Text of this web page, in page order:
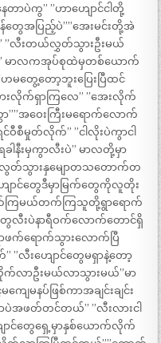
ာပဲကွ” ”ဟာဟျောင်ငါတို့
ေအပြည့်ပဲ””အေးမင်းတို့အဲ
” ”လီးတယ်လွှတ်သွားဦးမယ်
” မာလကအုပ်စုထဲမှတစ်ယောက်
တွေ့တော့ဘူးပြေးပြီထင်
လိုက်ရှာကြလေ” ”အေးလိုက်
အဝေးကြီးမရောက်လောက်
ဝီစီမှုတ်လိုက်” ”ငါလိုးပဲကွာငါ
ါနီးမှကွာလီးပဲ” မာလတို့မှာ
လွတ်သွားနှမျောတသတောက်တ
ျောင်တွေဒီမှာမြက်တွေကိုလူတိုး
ကြမယ်တက်ကြသူတို့ရွာရောက်
ေလီးပဲနာရီဝက်လောက်တောင်ရှိ
ဖက်ရောက်သွားလောက်ပြီ
”လီးဟျောင်တွေမရှာနဲ့တော့
လာဦးမယ်လာသွားမယ်”မာ
ေမနပ်ဖြစ်ကာအချင်းချင်း
အဖတ်တင်တယ်” ”လီးလားငါ
ာင်တွေရှေ့မှာနှစ်ယောက်လိုက်